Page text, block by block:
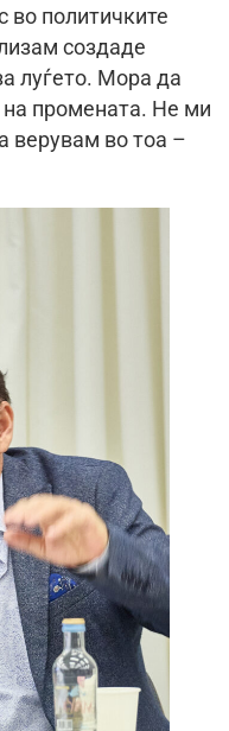
политичките
создаде
луѓето. Мора да
промената. Не ми
верувам во тоа –